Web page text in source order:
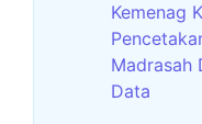
Kemenag
Madrasah
Data